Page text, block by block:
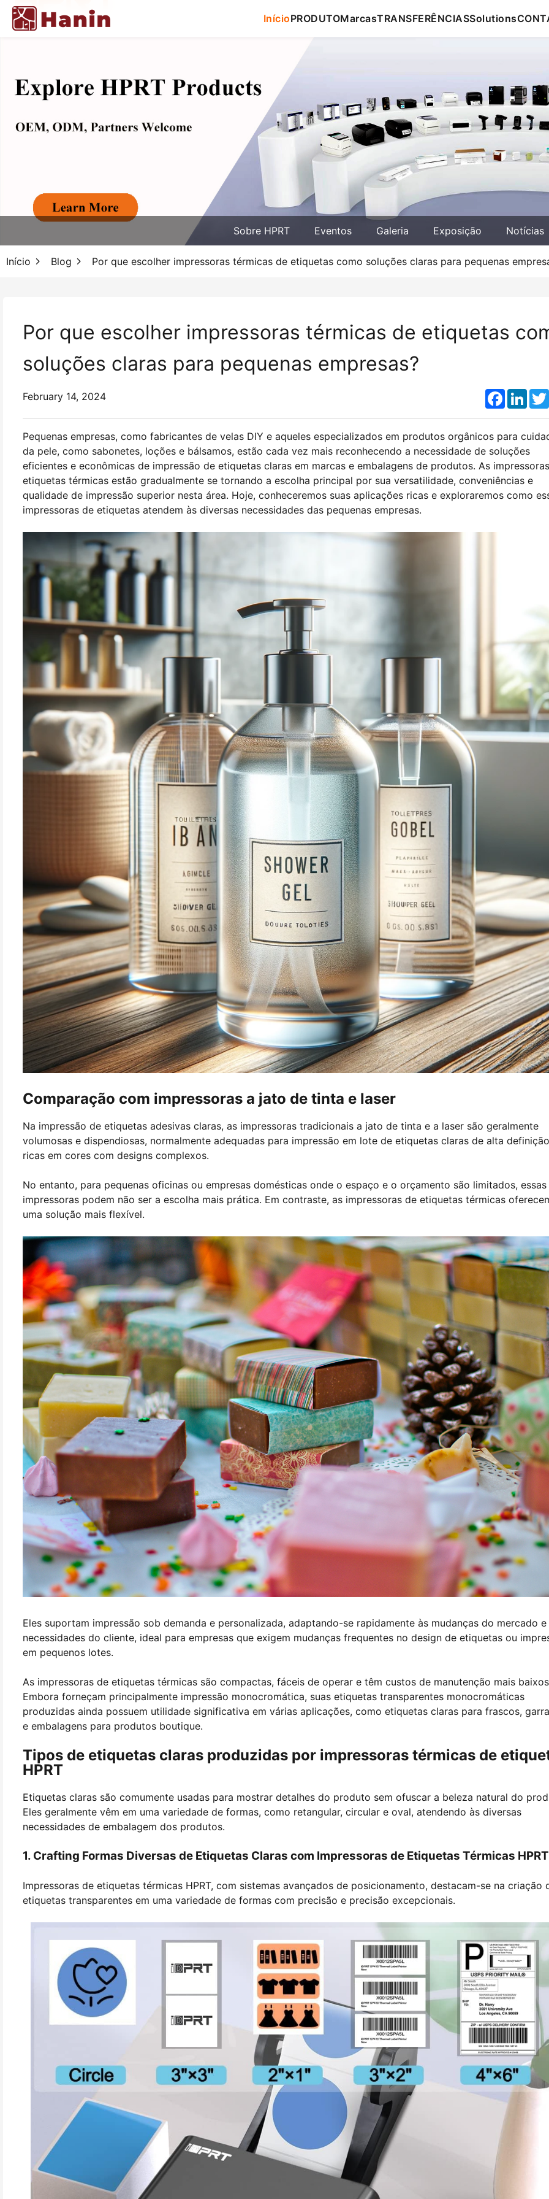
InícioPRODUTOMarcasTRANSFERÊNCIASSolutions
Sobre HPRT Eventos Galeria Exposição Notícias
Início Blog Por que escolher impressoras térmicas de etiquetas como soluções claras para pequenas
Por que escolher impressoras térmicas de etiquetas
soluções claras para pequenas empresas?
February 14, 2024
Pequenas empresas, como fabricantes de velas DIY e aqueles especializados em produtos orgânicos para
da pele, como sabonetes, loções e bálsamos, estão cada vez mais reconhecendo a necessidade de soluções
eficientes e econômicas de impressão de etiquetas claras em marcas e embalagens de produtos. As
etiquetas térmicas estão gradualmente se tornando a escolha principal por sua versatilidade, conveniências e
qualidade de impressão superior nesta área. Hoje, conheceremos suas aplicações ricas e exploraremos como
impressoras de etiquetas atendem às diversas necessidades das pequenas empresas.
Comparação com impressoras a jato de tinta e laser
Na impressão de etiquetas adesivas claras, as impressoras tradicionais a jato de tinta e a laser são geralmente
volumosas e dispendiosas, normalmente adequadas para impressão em lote de etiquetas claras de alta
ricas em cores com designs complexos.
No entanto, para pequenas oficinas ou empresas domésticas onde o espaço e o orçamento são limitados, essas
impressoras podem não ser a escolha mais prática. Em contraste, as impressoras de etiquetas térmicas
uma solução mais flexível.
Eles suportam impressão sob demanda e personalizada, adaptando-se rapidamente às mudanças do mercado e
necessidades do cliente, ideal para empresas que exigem mudanças frequentes no design de etiquetas ou
em pequenos lotes.
As impressoras de etiquetas térmicas são compactas, fáceis de operar e têm custos de manutenção mais
Embora forneçam principalmente impressão monocromática, suas etiquetas transparentes monocromáticas
produzidas ainda possuem utilidade significativa em várias aplicações, como etiquetas claras para frascos,
e embalagens para produtos boutique.
Tipos de etiquetas claras produzidas por impressoras térmicas de
HPRT
Etiquetas claras são comumente usadas para mostrar detalhes do produto sem ofuscar a beleza natural do
Eles geralmente vêm em uma variedade de formas, como retangular, circular e oval, atendendo às diversas
necessidades de embalagem dos produtos.
1. Crafting Formas Diversas de Etiquetas Claras com Impressoras de Etiquetas Térmicas HPRT
Impressoras de etiquetas térmicas HPRT, com sistemas avançados de posicionamento, destacam-se na criação
etiquetas transparentes em uma variedade de formas com precisão e precisão excepcionais.